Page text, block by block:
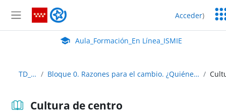
Panel lateral
Aula_Formación_En Línea_ISMIE Acceder)
Aula Virtual de EducaMadrid:
Aula_Formación_En Línea_ISMIE
TD_Abierto Bloque 0. Razones para el cambio. ¿Quiénes somos? ¿Qué queremos ser? ¿En qué creemos?
Cultura de centro